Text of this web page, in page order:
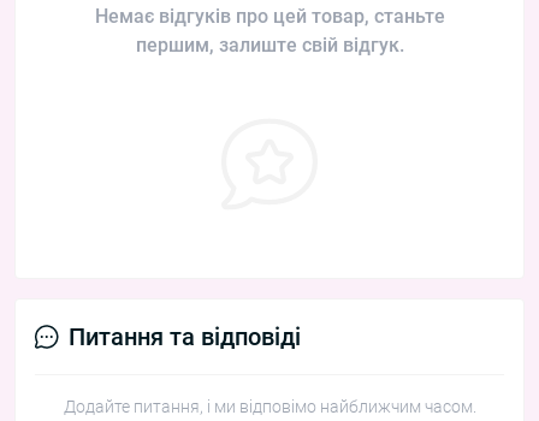
Немає відгуків про цей товар, станьте
першим, залиште свій відгук.
Питання та відповіді
Додайте питання, і ми відповімо найближчим часом.